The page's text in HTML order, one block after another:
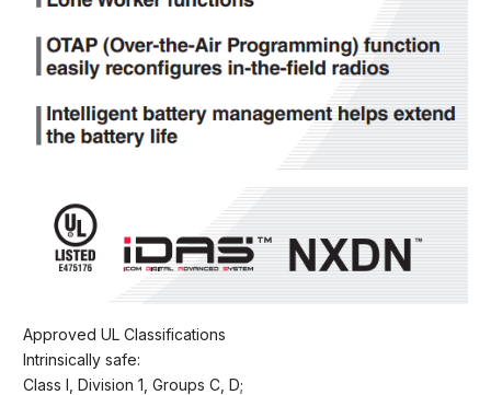
Approved UL Classifications
Intrinsically safe:
Class I, Division 1, Groups C, D;